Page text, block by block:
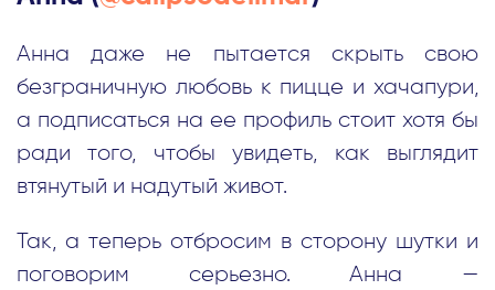
Анна даже не пытается скрыть свою
безграничную любовь к пицце и хачапури,
а подписаться на ее профиль стоит хотя бы
ради того, чтобы увидеть, как выглядит
втянутый и надутый живот.
Так, а теперь отбросим в сторону шутки и
поговорим серьезно. Анна —